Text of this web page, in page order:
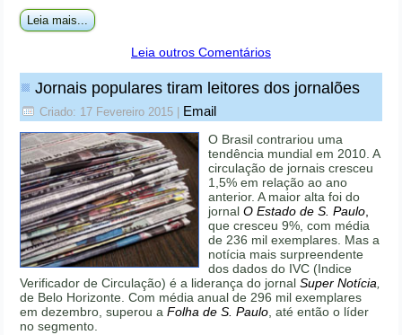
Leia mais...
Leia outros Comentários
Jornais populares tiram leitores dos jornalões
Criado: 17 Fevereiro 2015 Email
O Brasil contrariou uma
tendência mundial em 2010. A
circulação de jornais cresceu
1,5% em relação ao ano
anterior. A maior alta foi do
jornalO Estado de S. Paulo
que cresceu 9%, com média
de 236 mil exemplares. Mas a
notícia mais surpreendente
dos dados do IVC (Indice
Verificador de Circulação) é a liderança do jornalSuper Notícia
de Belo Horizonte. Com média anual de 296 mil exemplares
em dezembro, superou aFolha de S. Paulo , até então o líder
no segmento.